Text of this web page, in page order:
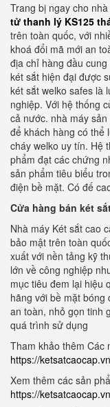
Trang bị ngay cho
tử thanh lý KS125
trên toàn quốc, với
khoá đổi mã mới an
địa chỉ hàng đầu
két sắt hiện đại được
két sắt welko safes là
nghiệp. Với hệ thống
cả nước. nhà máy
để khách hàng có thể
cháy welko uy tín. Hệ
phẩm đạt các chứng
sản phẩm tiêu biểu
điện bề mặt. Có đế
Cửa hàng bán két
Nhà máy Két sắt cao
bảo mật trên toàn
xuất với nền tảng kỹ
lớn về công nghiệp
mục tiêu đem lại hiệu
hãng với bề mặt
an toàn, nhỏ gọn tinh
quá trình sử dụng
Tham khảo thêm Các
https://
Xem thêm các sản
https://